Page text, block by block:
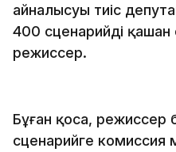
айналысуы тиіс
400 сценарийді қашан
режиссер.
Бұған қоса, режиссер
сценарийге комиссия